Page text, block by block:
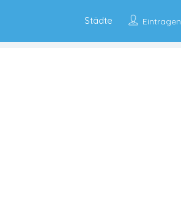
Eintragen
Städte